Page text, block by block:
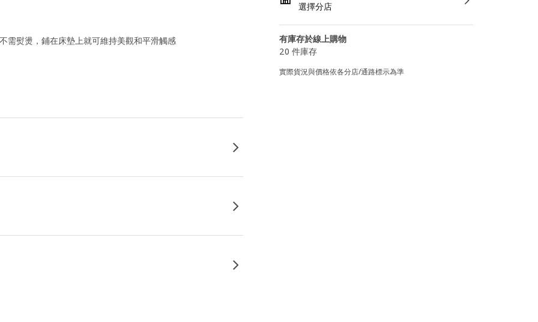
選擇分店
有庫存於線上購物
20 件庫存
實際貨況與價格依各分店/通路標示為準
需熨燙，鋪在床墊上就可維持美觀和平滑觸感